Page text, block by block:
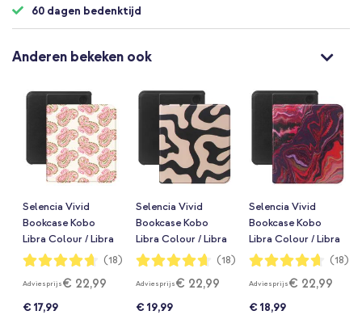
60 dagen bedenktijd
Anderen bekeken ook
Selencia Vivid
Bookcase Kobo
Libra Colour / Libra
2 - Paisley Blush
Waardering:
93%
(18)
Adviesprijs€ 22,99
€ 17,99
Selencia Vivid
Bookcase Kobo
Libra Colour / Libra
2 - Art Wave Black
Waardering:
93%
(18)
Adviesprijs€ 22,99
€ 19,99
Selencia Vivid
Bookcase Kobo
Libra Colour / Libra
2 - Marble Purple
Waardering:
93%
(18)
Adviesprijs€ 22,99
€ 18,99